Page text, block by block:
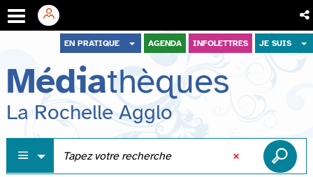
menu
contenu
recherche
EN PRATIQUE AGENDA INFOLETTRES JE SUIS
Médiathèques
La Rochelle Agglo